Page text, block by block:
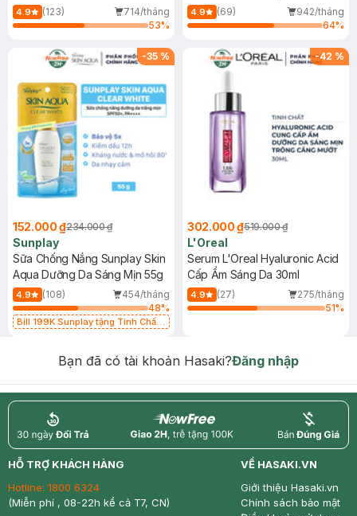
4.9 (123)
714/tháng
53%
(Mới)
4.9 (69)
942/tháng
64%
-35 %
152.000 ₫234.000 ₫
Sunplay
Sữa Chống Nắng Sunplay Skin
Aqua Dưỡng Da Sáng Mịn 55g
4.9 (108)
454/tháng
48%
Bill 199K Sunplay tặng Tinh Chất
-42 %
302.000 ₫519.000 ₫
L'Oreal
Serum L'Oreal Hyaluronic Acid
Cấp Ẩm Sáng Da 30ml
4.9 (27)
275/tháng
51%
Bạn đã có tài khoản Hasaki?Đăng nhập
return nowfree price
HỖ TRỢ KHÁCH HÀNG
Hotline: 1800 6324
(Miễn phí , 08-22h kể cả T7, CN)
VỀ HASAKI.VN
Giới thiệu Hasaki.vn
Chính sách bảo mật